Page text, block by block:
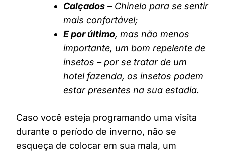
Calçados – Chinelo para se sentir
mais confortável;
E por último, mas não menos
importante, um bom repelente de
insetos – por se tratar de um
hotel fazenda, os insetos podem
estar presentes na sua estadia.
Caso você esteja programando uma visita
durante o período de inverno, não se
esqueça de colocar em sua mala, um